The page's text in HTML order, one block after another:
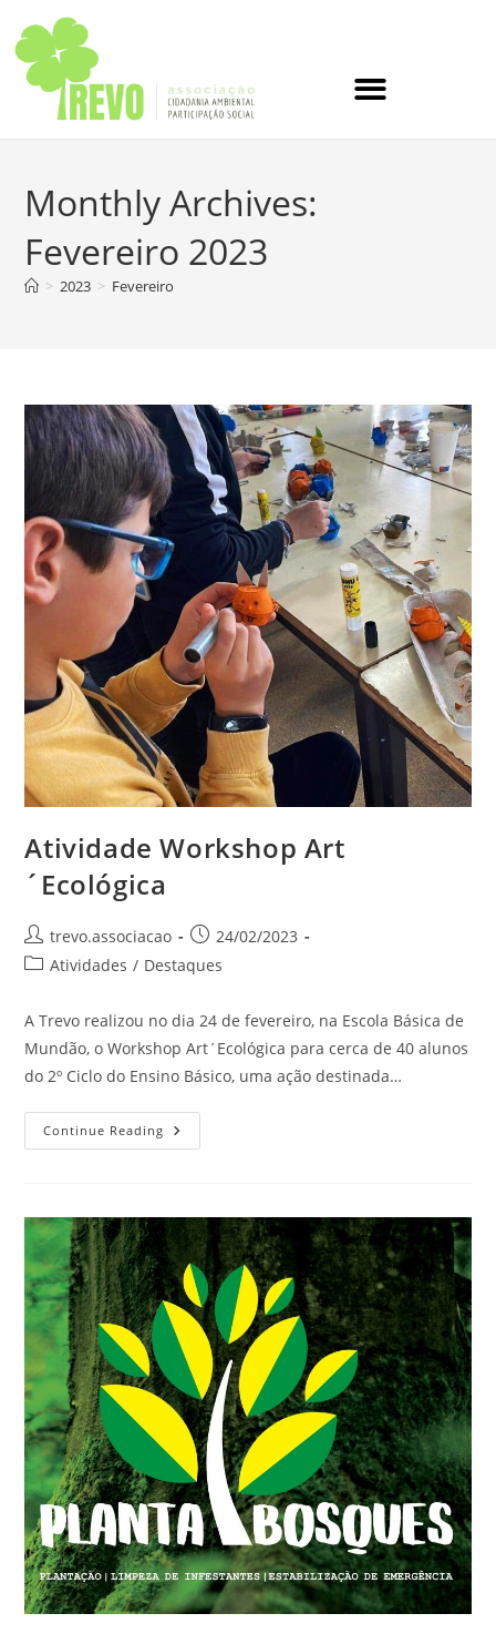
Monthly Archives:
Fevereiro 2023
> 2023 > Fevereiro
Atividade Workshop Art
´Ecológica
trevo.associacao
24/02/2023
Atividades / Destaques
A Trevo realizou no dia 24 de fevereiro, na Escola Básica de
Mundão, o Workshop Art´Ecológica para cerca de 40 alunos
do 2º Ciclo do Ensino Básico, uma ação destinada…
Continue Reading